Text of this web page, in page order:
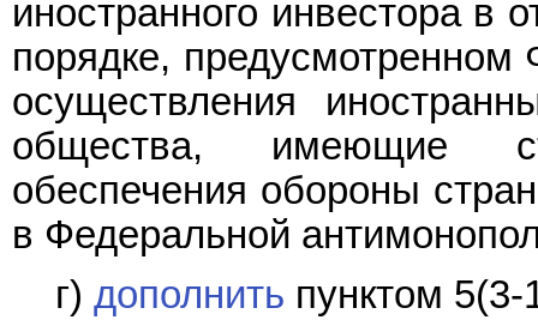
иностранного инвестора в
порядке,
осуществления
общества, имеющие
обеспечения обороны
в Федеральной
г) дополнить пунктом